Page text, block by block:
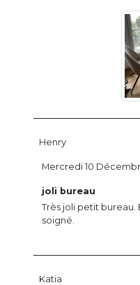
Henry
joli bureau
Très joli petit bureau.
soigné.
Mercredi 10
Katia